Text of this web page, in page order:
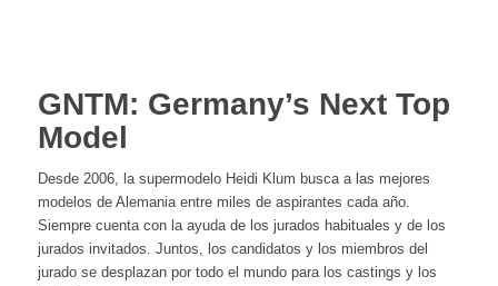
GNTM: Germany’s Next Top
Model
Desde 2006, la supermodelo Heidi Klum busca a las mejores
modelos de Alemania entre miles de aspirantes cada año.
Siempre cuenta con la ayuda de los jurados habituales y de los
jurados invitados. Juntos, los candidatos y los miembros del
jurado se desplazan por todo el mundo para los castings y los